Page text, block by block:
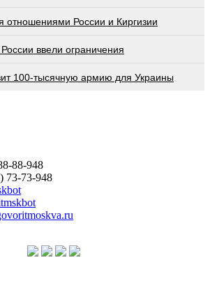
отношениями России и Киргизии
ввели ограничения
100-тысячную армию для Украины
88-948
73-73-948